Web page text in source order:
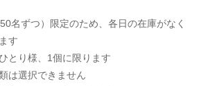
名ずつ）限定のため、各日の在庫がなく
す
とり様、1個に限ります
は選択できません